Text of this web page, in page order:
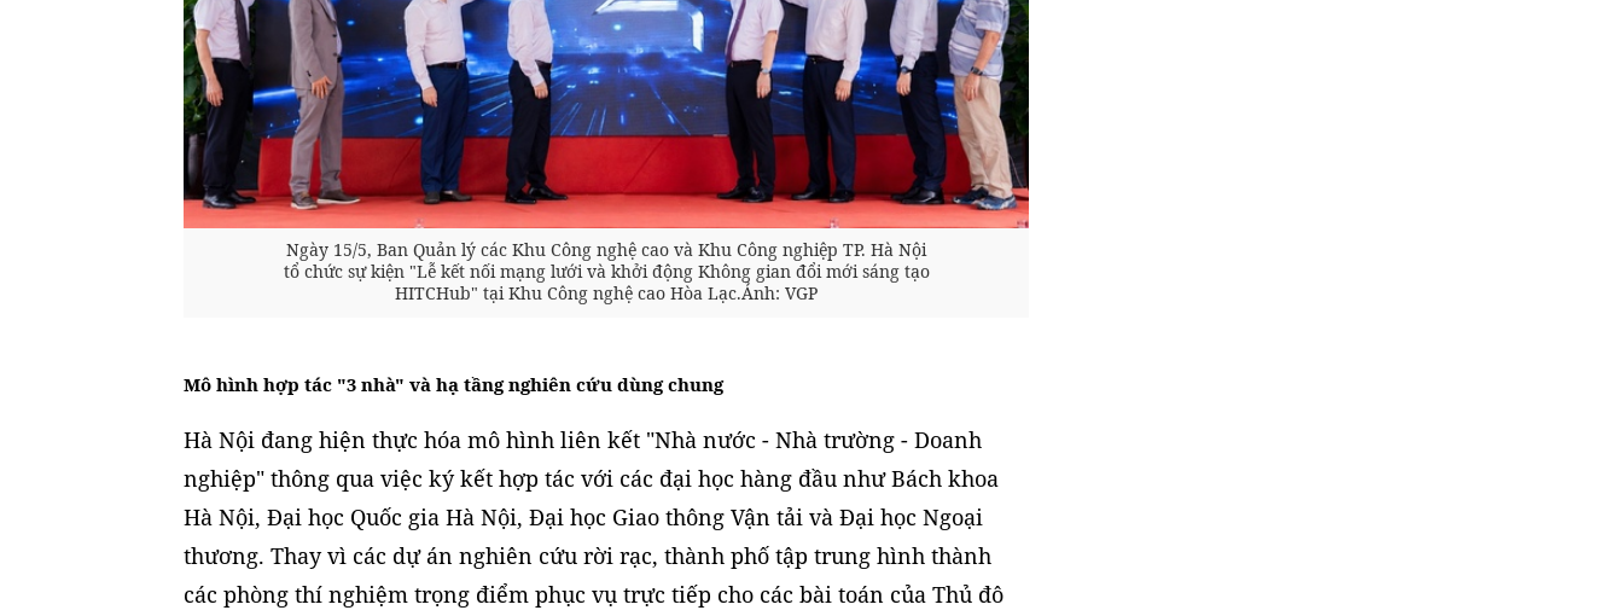
Ngày 15/5, Ban Quản lý các Khu Công nghệ cao và Khu Công nghiệp TP. Hà Nội
tổ chức sự kiện "Lễ kết nối mạng lưới và khởi động Không gian đổi mới sáng tạo
HITCHub" tại Khu Công nghệ cao Hòa Lạc.Ảnh: VGP
Mô hình hợp tác "3 nhà" và hạ tầng nghiên cứu dùng chung
Hà Nội đang hiện thực hóa mô hình liên kết "Nhà nước - Nhà trường - Doanh
nghiệp" thông qua việc ký kết hợp tác với các đại học hàng đầu như Bách khoa
Hà Nội, Đại học Quốc gia Hà Nội, Đại học Giao thông Vận tải và Đại học Ngoại
thương. Thay vì các dự án nghiên cứu rời rạc, thành phố tập trung hình thành
các phòng thí nghiệm trọng điểm phục vụ trực tiếp cho các bài toán của Thủ đô